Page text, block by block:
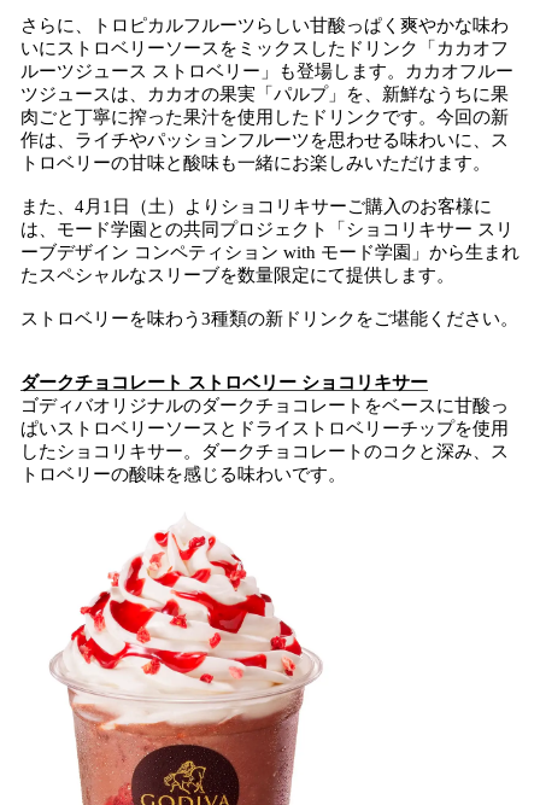
さらに、トロピカルフルーツらしい甘酸っぱく爽やかな味わ
いにストロベリーソースをミックスしたドリンク「カカオフ
ルーツジュース ストロベリー」も登場します。カカオフルー
ツジュースは、カカオの果実「パルプ」を、新鮮なうちに果
肉ごと丁寧に搾った果汁を使用したドリンクです。今回の新
作は、ライチやパッションフルーツを思わせる味わいに、ス
トロベリーの甘味と酸味も一緒にお楽しみいただけます。
また、4月1日（土）よりショコリキサーご購入のお客様に
は、モード学園との共同プロジェクト「ショコリキサー スリ
ーブデザイン コンペティション with モード学園」から生まれ
たスペシャルなスリーブを数量限定にて提供します。
ストロベリーを味わう3種類の新ドリンクをご堪能ください。
ダークチョコレート ストロベリー ショコリキサー
ゴディバオリジナルのダークチョコレートをベースに甘酸っ
ぱいストロベリーソースとドライストロベリーチップを使用
したショコリキサー。ダークチョコレートのコクと深み、ス
トロベリーの酸味を感じる味わいです。